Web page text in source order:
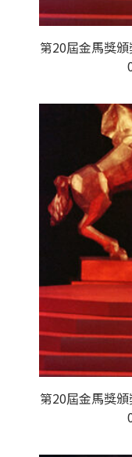
第20屆金馬獎
第20屆金馬獎